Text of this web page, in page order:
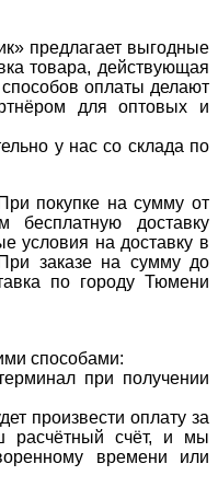
предлагает выгодные
товара, действующая
оплаты делают
для оптовых и
у нас со склада по
покупке на сумму от
бесплатную доставку
условия на доставку в
заказе на сумму до
по городу Тюмени
способами:
при получении
произвести оплату за
расчётный счёт, и мы
времени или